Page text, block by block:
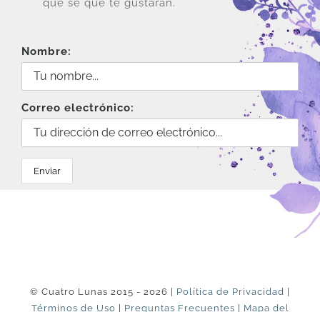
que sé que te gustarán.
Nombre:
Correo electrónico:
© Cuatro Lunas 2015 - 2026 | Política de Privacidad
Términos de Uso
Preguntas Frecuentes Mapa del